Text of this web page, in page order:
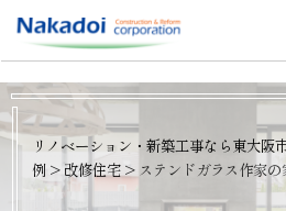
リノベーション・新築工事なら東大阪
例 >改修住宅 > ステンドガラス作家の